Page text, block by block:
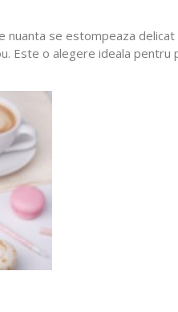
se estompeaza
Este o alegere ideala pentru